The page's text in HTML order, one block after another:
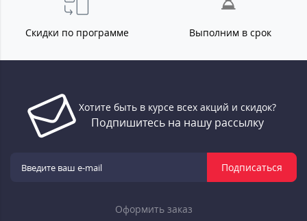
Скидки по программе Выполним в срок
Хотите быть в курсе всех акций и скидок?
Подпишитесь на нашу рассылку
Подписаться
Оформить заказ